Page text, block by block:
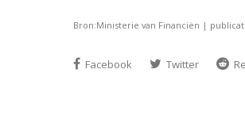
Bron:Ministerie van Financiën |
Facebook Twitter